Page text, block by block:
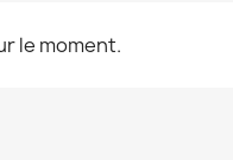
le moment.